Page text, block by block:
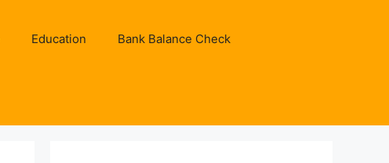
Education Bank Balance Check